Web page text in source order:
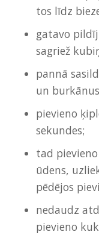
tos līdz
gatavo
sagriež
pannā
un
pievieno
sekundes;
tad
ūdens,
pēdējos
nedaudz
pievieno